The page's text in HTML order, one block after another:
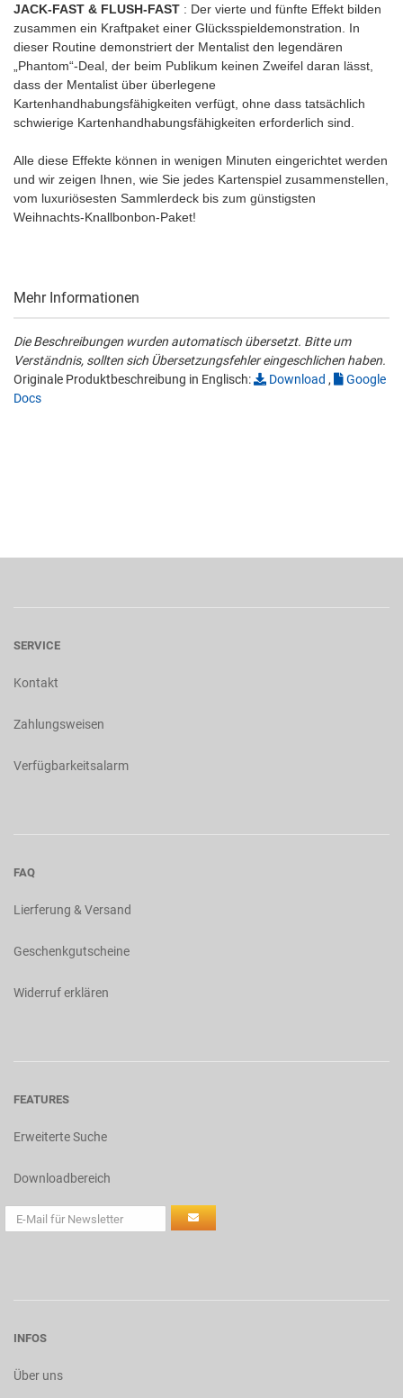
JACK-FAST & FLUSH-FAST : Der vierte und fünfte Effekt bilden
zusammen ein Kraftpaket einer Glücksspieldemonstration. In
dieser Routine demonstriert der Mentalist den legendären
„Phantom“-Deal, der beim Publikum keinen Zweifel daran lässt,
dass der Mentalist über überlegene
Kartenhandhabungsfähigkeiten verfügt, ohne dass tatsächlich
schwierige Kartenhandhabungsfähigkeiten erforderlich sind.
Alle diese Effekte können in wenigen Minuten eingerichtet werden
und wir zeigen Ihnen, wie Sie jedes Kartenspiel zusammenstellen,
vom luxuriösesten Sammlerdeck bis zum günstigsten
Weihnachts-Knallbonbon-Paket!
Mehr Informationen
Die Beschreibungen wurden automatisch übersetzt. Bitte um
Verständnis, sollten sich Übersetzungsfehler eingeschlichen haben.
Originale Produktbeschreibung in Englisch:
Download ,
Google
Docs
SERVICE
Kontakt
Zahlungsweisen
Verfügbarkeitsalarm
FAQ
Lierferung & Versand
Geschenkgutscheine
Widerruf erklären
FEATURES
Erweiterte Suche
Downloadbereich
INFOS
Über uns